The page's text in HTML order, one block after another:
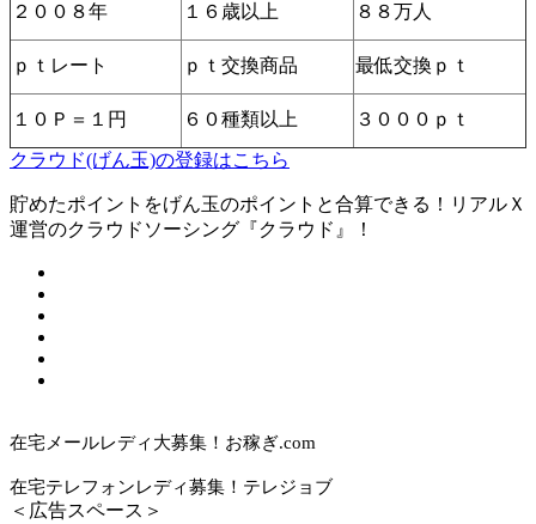
２００８年 １６歳以上 ８８万人
ｐｔレート ｐｔ交換商品 最低交換ｐｔ
１０Ｐ＝１円 ６０種類以上
３０００ｐｔ
クラウド(げん玉)の登録はこちら
貯めたポイントをげん玉のポイントと合算できる！リアルＸ
運営のクラウドソーシング『クラウド』！
在宅メールレディ大募集！お稼ぎ.com
在宅テレフォンレディ募集！テレジョブ
＜広告スペース＞